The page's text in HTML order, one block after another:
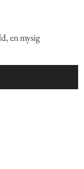
en mysig